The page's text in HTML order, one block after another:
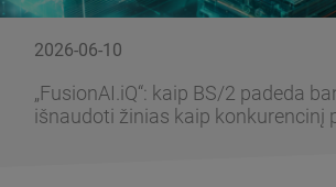
2026-06-10
„FusionAI.iQ“: kaip BS/2 padeda
išnaudoti žinias kaip konkurencinį